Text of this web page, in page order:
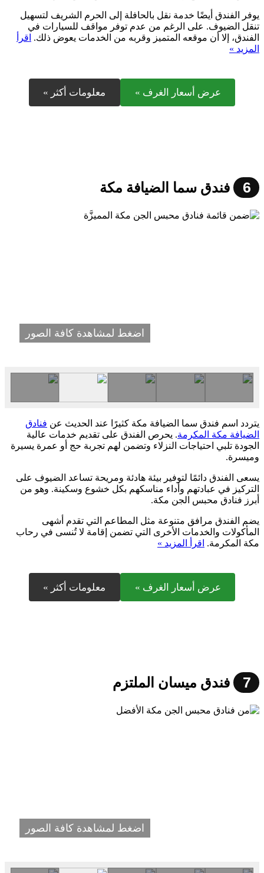
يوفر الفندق أيضًا خدمة نقل بالحافلة إلى الحرم الشريف لتسهيل
تنقل الضيوف. على الرغم من عدم توفر مواقف للسيارات في
الفندق، إلا أن موقعه المتميز وقربه من الخدمات يعوض ذلك. اقرأ
المزيد »
عرض أسعار الغرف » معلومات أكثر »
6 فندق سما الضيافة مكة
اضغط لمشاهدة كافة الصور
يتردد اسم فندق سما الضيافة مكة كثيرًا عند الحديث عن فنادق
الضيافة مكة المكرمة. يحرص الفندق على تقديم خدمات عالية
الجودة تلبي احتياجات النزلاء وتضمن لهم تجربة حج أو عمرة يسيرة
وميسرة.
يسعى الفندق دائمًا لتوفير بيئة هادئة ومريحة تساعد الضيوف على
التركيز في عبادتهم وأداء مناسكهم بكل خشوع وسكينة. وهو من
أبرز فنادق محبس الجن مكة.
يضم الفندق مرافق متنوعة مثل المطاعم التي تقدم أشهى
المأكولات والخدمات الأخرى التي تضمن إقامة لا تُنسى في رحاب
مكة المكرمة. اقرأ المزيد »
عرض أسعار الغرف » معلومات أكثر »
7 فندق ميسان الملتزم
اضغط لمشاهدة كافة الصور